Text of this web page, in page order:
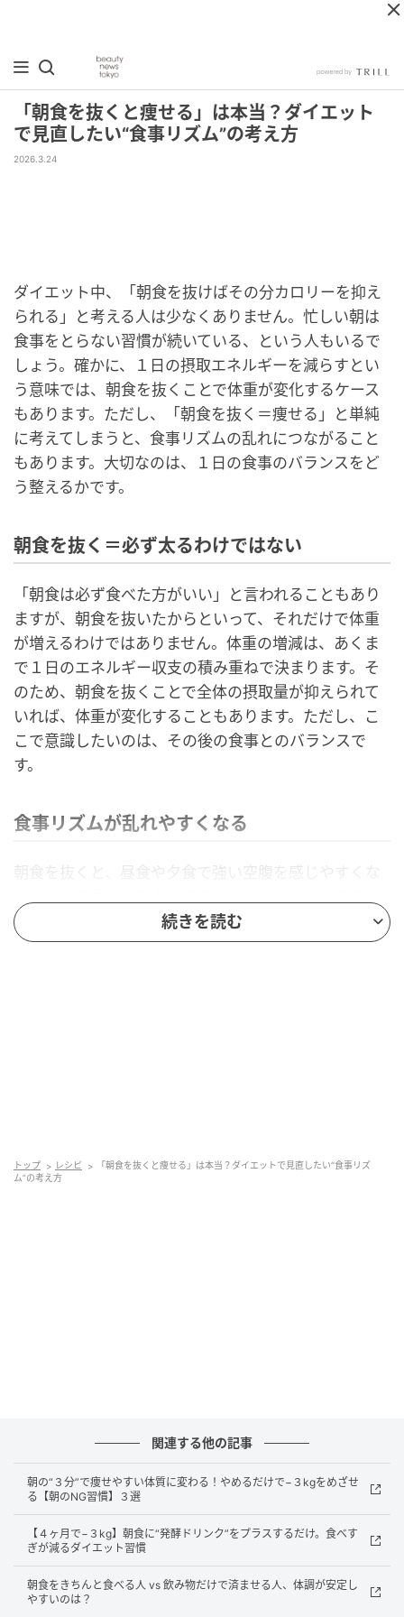
「朝食を抜くと痩せる」は本当？ダイエット
で見直したい“食事リズム”の考え方
2026.3.24
ダイエット中、「朝食を抜けばその分カロリーを抑え
られる」と考える人は少なくありません。忙しい朝は
食事をとらない習慣が続いている、という人もいるで
しょう。確かに、１日の摂取エネルギーを減らすとい
う意味では、朝食を抜くことで体重が変化するケース
もあります。ただし、「朝食を抜く＝痩せる」と単純
に考えてしまうと、食事リズムの乱れにつながること
もあります。大切なのは、１日の食事のバランスをど
う整えるかです。
朝食を抜く＝必ず太るわけではない
「朝食は必ず食べた方がいい」と言われることもあり
ますが、朝食を抜いたからといって、それだけで体重
が増えるわけではありません。体重の増減は、あくま
で１日のエネルギー収支の積み重ねで決まります。そ
のため、朝食を抜くことで全体の摂取量が抑えられて
いれば、体重が変化することもあります。ただし、こ
こで意識したいのは、その後の食事とのバランスで
す。
食事リズムが乱れやすくなる
朝食を抜くと、昼食や夕食で強い空腹を感じやすくな
す。
朝食をとるかどうかに正解はありません。ただし、空
腹の反動で食べ過ぎてしまう、間食が増えてしまうと
いった場合は、朝に軽くでも食事をとることでリズム
が整いやすくなることもあります。例えば、ヨーグル
トや果物、スープなど、無理のない形で朝食を取り入
れるだけでも、１日の食事バランスは安定しやすくな
るでしょう。
続きを読む
トップ レシピ
「朝食を抜くと痩せる」は本当？ダイエットで見直したい“食事リズ
ム”の考え方
関連する他の記事
朝の“３分”で痩せやすい体質に変わる！やめるだけで−３kgをめざせ
る【朝のNG習慣】３選
【４ヶ月で−３kg】朝食に“発酵ドリンク”をプラスするだけ。食べす
ぎが減るダイエット習慣
朝食をきちんと食べる人 vs 飲み物だけで済ませる人、体調が安定し
やすいのは？